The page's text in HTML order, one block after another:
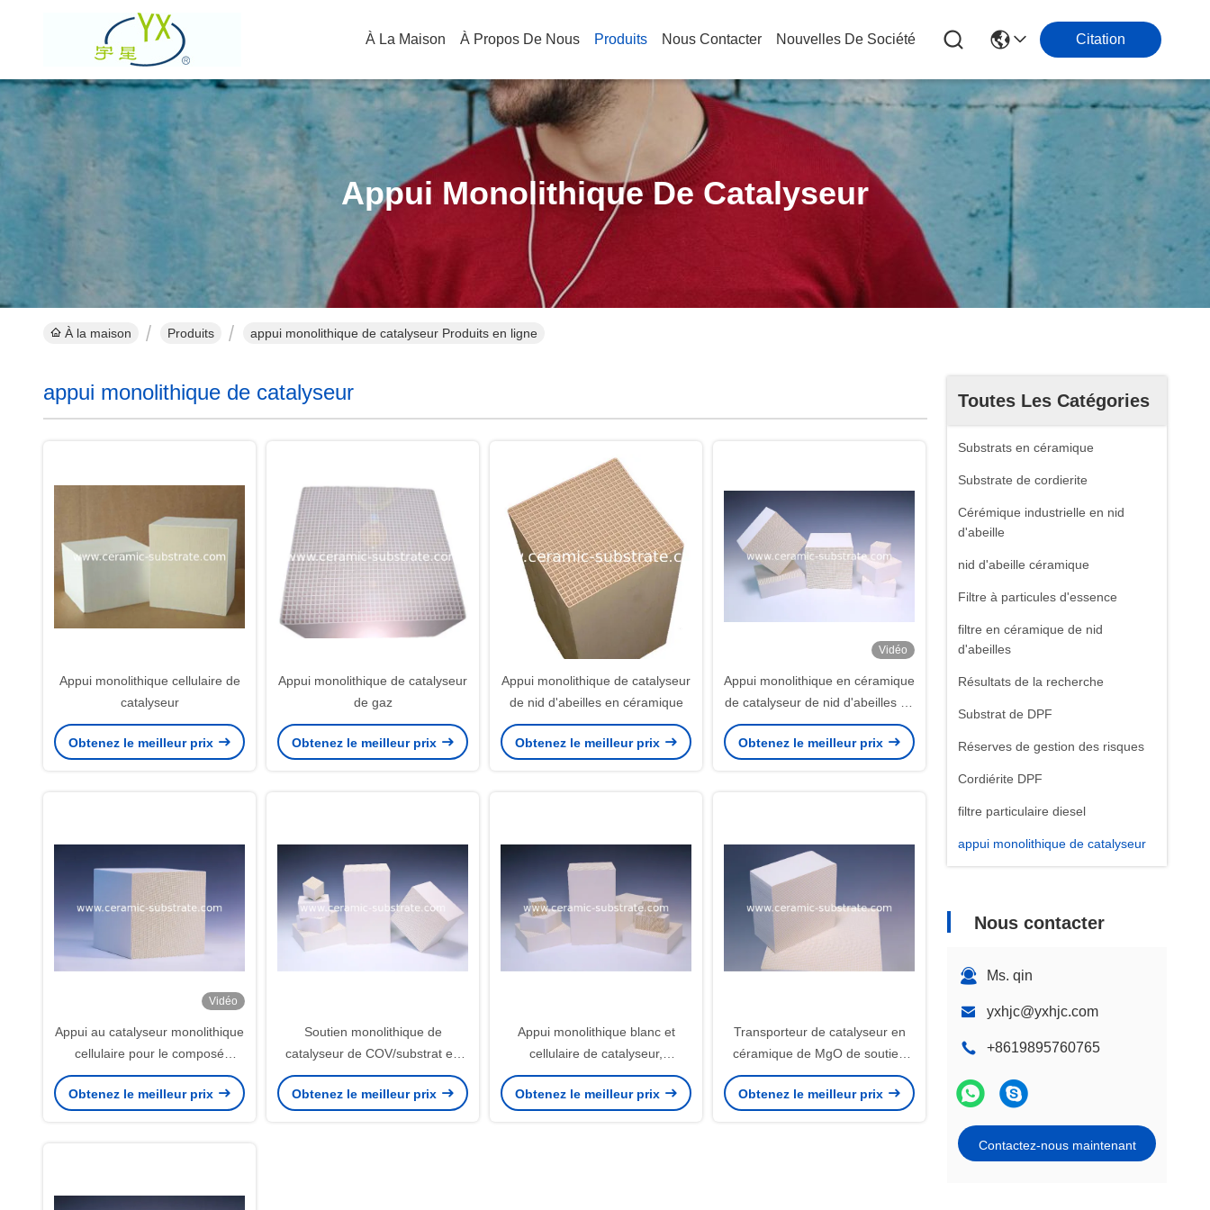
À La Maison À Propos De Nous Produits Nous Contacter Nouvelles De Société Citation
Appui Monolithique De Catalyseur
À la maison Produits appui monolithique de catalyseur Produits en ligne
Toutes Les Catégories
Substrats en céramique
Substrate de cordierite
Cérémique industrielle en nid
d'abeille
nid d'abeille céramique
Filtre à particules d'essence
filtre en céramique de nid
d'abeilles
Résultats de la recherche
Substrat de DPF
Réserves de gestion des risques
Cordiérite DPF
filtre particulaire diesel
appui monolithique de catalyseur
Nous contacter
Ms. qin
yxhjc@yxhjc.com
+8619895760765
Contactez-nous maintenant
appui monolithique de catalyseur
Appui monolithique cellulaire de
catalyseur
Obtenez le meilleur prix
Appui monolithique de catalyseur
de gaz
Obtenez le meilleur prix
Appui monolithique de catalyseur
de nid d'abeilles en céramique
Obtenez le meilleur prix
Vidéo
Appui monolithique en céramique
de catalyseur de nid d'abeilles de
gaz avec le convertisseur
catalytique de 3 manières
Obtenez le meilleur prix
Vidéo
Appui au catalyseur monolithique
cellulaire pour le composé
organique volatil
Obtenez le meilleur prix
Soutien monolithique de
catalyseur de COV/substrat en
céramique poreux de voiture
Obtenez le meilleur prix
Appui monolithique blanc et
cellulaire de catalyseur,
transporteur d'alumine de COV
Obtenez le meilleur prix
Transporteur de catalyseur en
céramique de MgO de soutien
monolithique de catalyseur pour
l'épurateur de gaz
Obtenez le meilleur prix